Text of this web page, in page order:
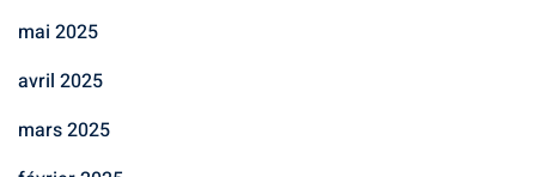
mai 2025
avril 2025
mars 2025